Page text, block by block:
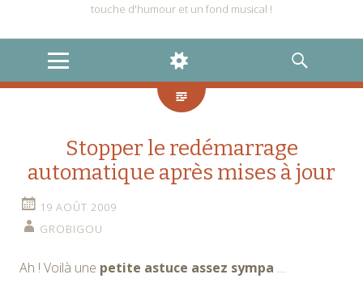
touche d'humour et un fond musical !
MENU
WIDGETS
RECHERCHE
Stopper le redémarrage
automatique après mises à jour
19 AOÛT 2009
GROBIGOU
Ah ! Voilà une petite astuce assez sympa …